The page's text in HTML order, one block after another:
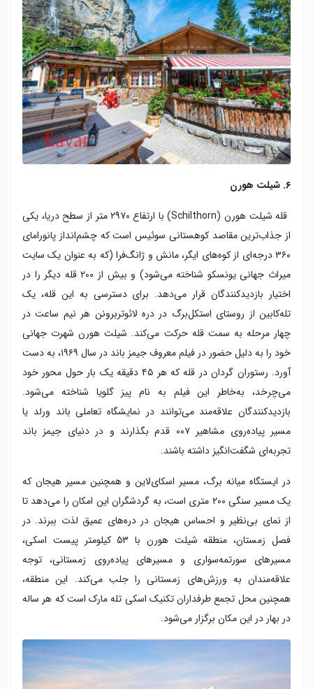
۶. شیلت هورن
قله شیلت هورن (Schilthorn) با ارتفاع ۲۹۷۰ متر از سطح دریا، یکی
از جذاب‌ترین مقاصد کوهستانی سوئیس است که چشم‌انداز پانورامای
۳۶۰ درجه‌ای از کوه‌های ایگر، مانش و ژانگ‌فرا (که به عنوان یک سایت
میراث جهانی یونسکو شناخته می‌شود) و بیش از ۲۰۰ قله دیگر را در
اختیار بازدیدکنندگان قرار می‌دهد. برای دسترسی به این قله، یک
تله‌کابین از روستای استکل‌برگ در دره لائوتربرونن هر نیم ساعت در
چهار مرحله به سمت قله حرکت می‌کند. شیلت هورن شهرت جهانی
خود را به دلیل حضور در فیلم معروف جیمز باند در سال ۱۹۶۹، به دست
آورد. رستوران گردان در قله که هر ۴۵ دقیقه یک بار حول محور خود
می‌چرخد، به‌خاطر این فیلم به نام پیز گلویا شناخته می‌شود.
بازدیدکنندگان علاقه‌مند می‌توانند در نمایشگاه تعاملی باند ورلد یا
مسیر پیاده‌روی مشاهیر ۰۰۷ قدم بگذارند و در دنیای جیمز باند
تجربه‌ای شگفت‌انگیز داشته باشند.
در ایستگاه میانه برگ، مسیر اسکای‌لاین و همچنین مسیر هیجان که
یک مسیر سنگی ۲۰۰ متری است، به گردشگران این امکان را می‌دهد تا
از نمای بی‌نظیر و احساس هیجان در دره‌های عمیق لذت ببرند. در
فصل زمستان، منطقه شیلت هورن با ۵۳ کیلومتر پیست اسکی،
مسیرهای سورتمه‌سواری و مسیرهای پیاده‌روی زمستانی، توجه
علاقه‌مندان به ورزش‌های زمستانی را جلب می‌کند. این منطقه،
همچنین محل تجمع طرفداران تکنیک اسکی تله ‌مارک است که هر ساله
در بهار در این مکان برگزار می‌شود.